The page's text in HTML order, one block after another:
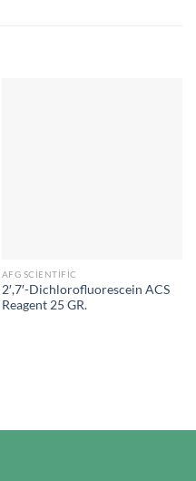
AFG SCIENTIFIC
2′,7′-Dichlorofluorescein ACS
Reagent 25 GR.